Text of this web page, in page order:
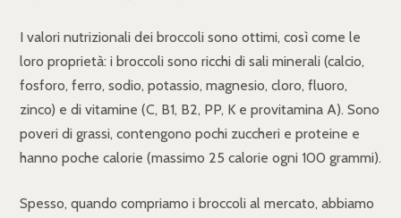
I valori nutrizionali dei broccoli sono ottimi, così come le
loro proprietà: i broccoli sono ricchi di sali minerali (calcio,
fosforo, ferro, sodio, potassio, magnesio, cloro, fluoro,
zinco) e di vitamine (C, B1, B2, PP, K e provitamina A). Sono
poveri di grassi, contengono pochi zuccheri e proteine e
hanno poche calorie (massimo 25 calorie ogni 100 grammi).
Spesso, quando compriamo i broccoli al mercato, abbiamo